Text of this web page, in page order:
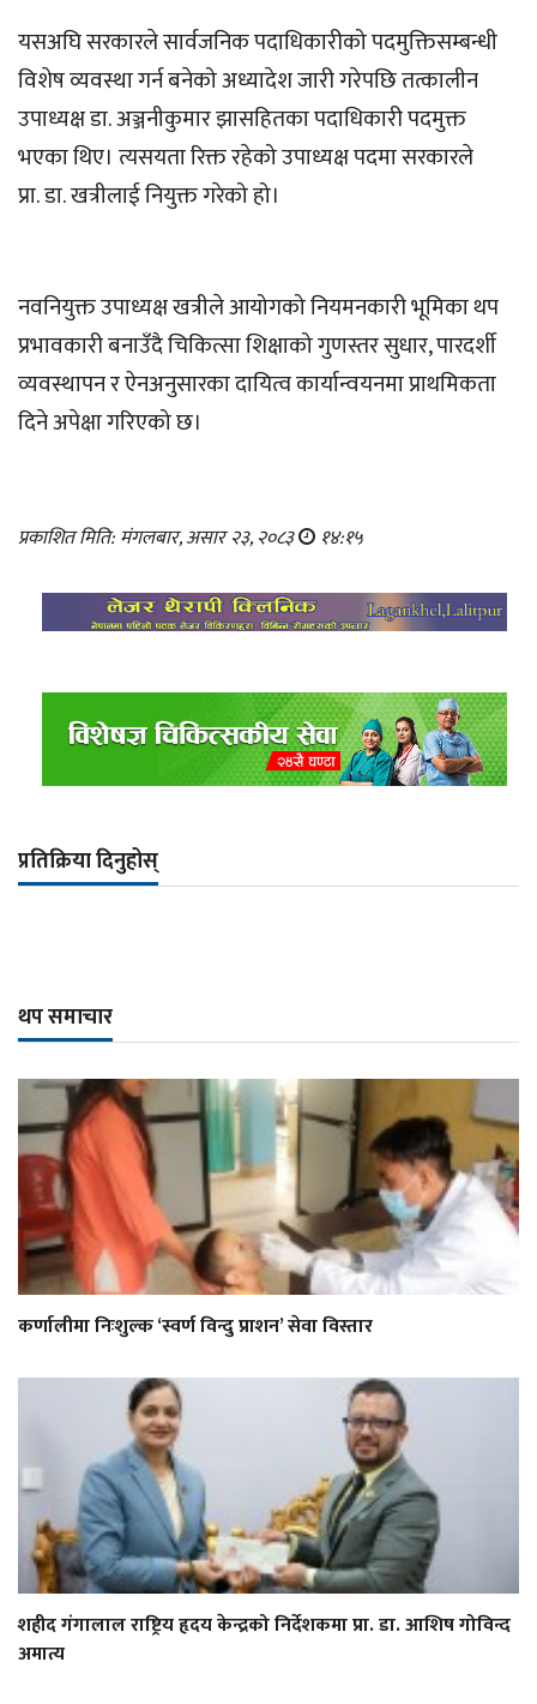
यसअघि सरकारले सार्वजनिक पदाधिकारीको पदमुक्तिसम्बन्धी
विशेष व्यवस्था गर्न बनेको अध्यादेश जारी गरेपछि तत्कालीन
उपाध्यक्ष डा. अञ्जनीकुमार झासहितका पदाधिकारी पदमुक्त
भएका थिए। त्यसयता रिक्त रहेको उपाध्यक्ष पदमा सरकारले
प्रा. डा. खत्रीलाई नियुक्त गरेको हो।
नवनियुक्त उपाध्यक्ष खत्रीले आयोगको नियमनकारी भूमिका थप
प्रभावकारी बनाउँदै चिकित्सा शिक्षाको गुणस्तर सुधार, पारदर्शी
व्यवस्थापन र ऐनअनुसारका दायित्व कार्यान्वयनमा प्राथमिकता
दिने अपेक्षा गरिएको छ।
प्रकाशित मिति: मंगलबार, असार २३, २०८३ १४:१५
प्रतिक्रिया दिनुहोस्
थप समाचार
कर्णालीमा निःशुल्क ‘स्वर्ण विन्दु प्राशन’ सेवा विस्तार
शहीद गंगालाल राष्ट्रिय हृदय केन्द्रको निर्देशकमा प्रा. डा. आशिष गोविन्द
अमात्य